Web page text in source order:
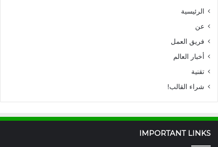
الرئيسية
عن
فريق العمل
أخبار العالم
تقنية
شراء القالب!
IMPORTANT LINKS